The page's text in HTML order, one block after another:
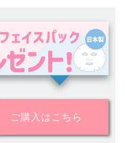
ご購入はこちら